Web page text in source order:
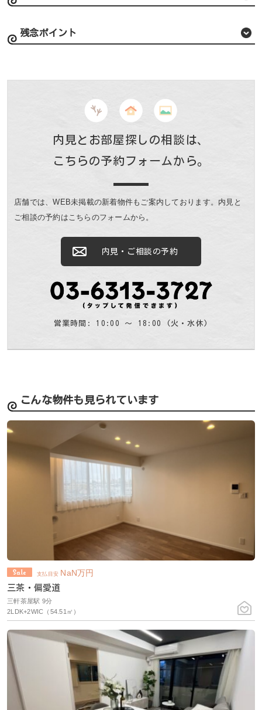
残念ポイント
内見とお部屋探しの相談は、
こちらの予約フォームから。
店舗では、WEB未掲載の新着物件もご案内しております。 内見と
ご相談の予約はこちらのフォームから。
内見・ご相談の予約
営業時間: 10:00 〜 18:00 (火・水休)
こんな物件も見られています
支払目安 NaN万円
三茶・偏愛道
三軒茶屋駅 9分
2LDK+2WIC（54.51㎡）